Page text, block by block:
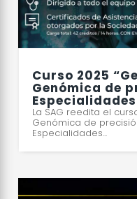
Curso 2025
Genómica de
La SAG reedita el
Genómica de
Especialidades...